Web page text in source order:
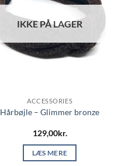
IKKE PÅ LAGER
ACCESSORIES
Hårbøjle – Glimmer bronze
129,00kr.
LÆS MERE